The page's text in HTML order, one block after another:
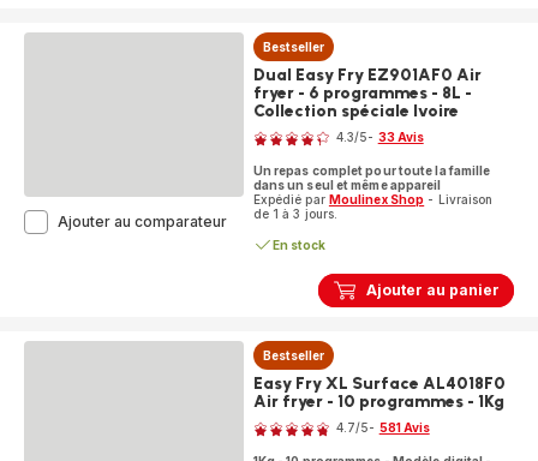
6
programmes
Collection
spéciale
Ivoire
Ajouter au panier
Bestseller
Dual Easy Fry EZ901AF0 Air
fryer - 6 programmes - 8L -
Collection spéciale Ivoire
Note
4.3/5- 33 Avis
Un repas complet pour toute la famille
dans un seul et même appareil
Expédié par Moulinex Shop - Livraison
de 1 à 3 jours.
En stock
Ajouter au comparateurDual
Easy
programmes
Bestseller
Easy Fry XL Surface AL4018F0
Air fryer - 10 programmes - 1Kg
Note
4.7/5- 581 Avis